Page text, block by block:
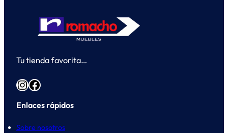
Tu tienda favorita…
InstagramFacebook
Enlaces rápidos
Sobre nosotros